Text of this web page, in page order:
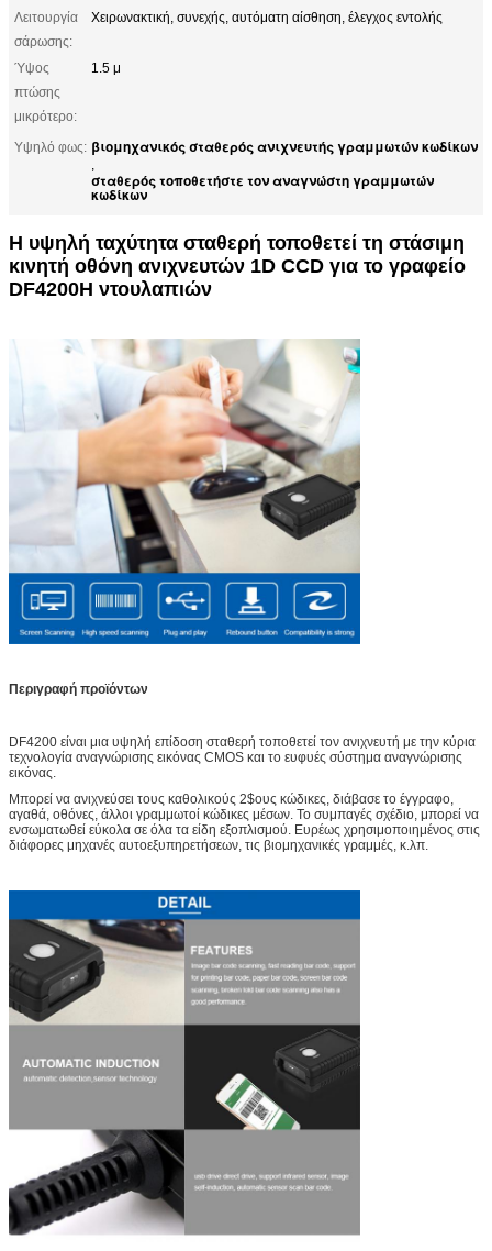
Λειτουργία
σάρωσης:
Χειρωνακτική, συνεχής, αυτόματη αίσθηση, έλεγχος εντολής
Ύψος
πτώσης
μικρότερο:
1.5 μ
Υψηλό φως: βιομηχανικός σταθερός ανιχνευτής γραμμωτών κωδίκων
,
σταθερός τοποθετήστε τον αναγνώστη γραμμωτών
κωδίκων
Η υψηλή ταχύτητα σταθερή τοποθετεί τη στάσιμη
κινητή οθόνη ανιχνευτών 1D CCD για το γραφείο
DF4200H ντουλαπιών
Περιγραφή προϊόντων
DF4200 είναι μια υψηλή επίδοση σταθερή τοποθετεί τον ανιχνευτή με την κύρια
τεχνολογία αναγνώρισης εικόνας CMOS και το ευφυές σύστημα αναγνώρισης
εικόνας.
Μπορεί να ανιχνεύσει τους καθολικούς 2$ους κώδικες, διάβασε το έγγραφο,
αγαθά, οθόνες, άλλοι γραμμωτοί κώδικες μέσων. Το συμπαγές σχέδιο, μπορεί να
ενσωματωθεί εύκολα σε όλα τα είδη εξοπλισμού. Ευρέως χρησιμοποιημένος στις
διάφορες μηχανές αυτοεξυπηρετήσεων, τις βιομηχανικές γραμμές, κ.λπ.